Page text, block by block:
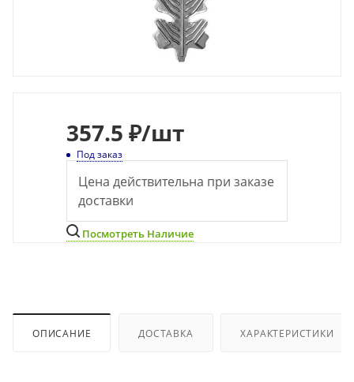
357.5 ₽/шт
Под заказ
Цена действительна при заказе
доставки
Посмотреть Наличие
ОПИСАНИЕ ДОСТАВКА ХАРАКТЕРИСТИКИ